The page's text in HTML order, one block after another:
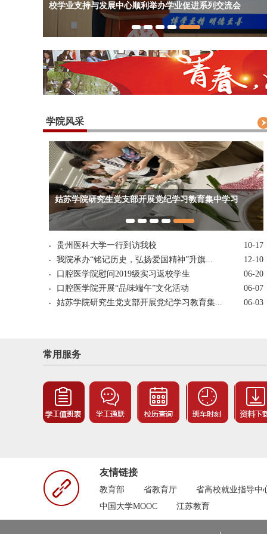
校学业支持与发展中心顺利举办学业促进系列交流会
学院风采
姑苏学院研究生党支部开展党纪学习教育集中学习
贵州医科大学一行到访我校
10-17
我院承办“铭记历史，弘扬爱国精神”升旗...
12-10
口腔医学院慰问2019级实习返校学生
06-20
口腔医学院开展“品味端午”文化活动
06-07
姑苏学院研究生党支部开展党纪学习教育集...
06-03
常用服务
友情链接
教育部 省教育厅
省高校就业指导中
中国大学MOOC
江苏教育